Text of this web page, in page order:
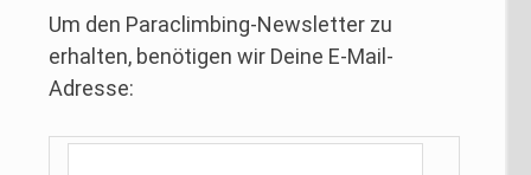
Um den Paraclimbing-Newsletter zu
erhalten, benötigen wir Deine E-Mail-
Adresse: